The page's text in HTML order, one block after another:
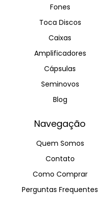
Fones
Toca Discos
Caixas
Amplificadores
Cápsulas
Seminovos
Blog
Navegação
Quem Somos
Contato
Como Comprar
Perguntas Frequentes